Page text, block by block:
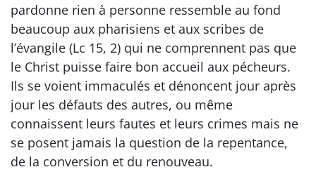
pardonne rien à personne ressemble au fond
beaucoup aux pharisiens et aux scribes de
l’évangile (Lc 15, 2) qui ne comprennent pas que
le Christ puisse faire bon accueil aux pécheurs.
Ils se voient immaculés et dénoncent jour après
jour les défauts des autres, ou même
connaissent leurs fautes et leurs crimes mais ne
se posent jamais la question de la repentance,
de la conversion et du renouveau.